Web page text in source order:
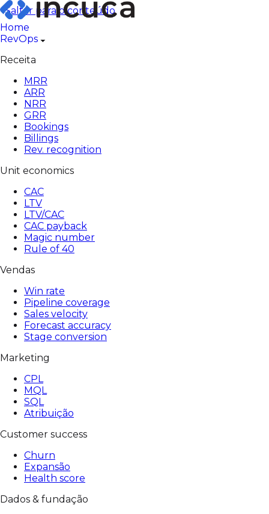
Pular
para
o
conteúdo
Saltar para o conteúdo
Home
RevOps
Receita
MRR
ARR
NRR
GRR
Bookings
Billings
Rev. recognition
Unit economics
CAC
LTV
LTV/CAC
CAC payback
Magic number
Rule of 40
Vendas
Win rate
Pipeline coverage
Sales velocity
Forecast accuracy
Stage conversion
Marketing
CPL
MQL
SQL
Atribuição
Customer success
Churn
Expansão
Health score
Dados & fundação